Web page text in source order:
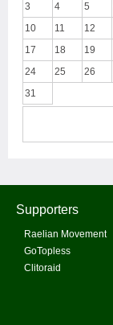
3
4 5
10
11 12
17
18 19
24
25 26
31
Supporters
Raelian Movement
GoTopless
Clitoraid